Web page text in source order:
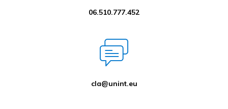
06.510.777.452
cla@unint.eu